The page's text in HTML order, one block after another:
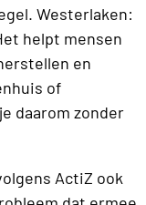
Westerlaken:
helpt mensen
en
of
daarom zonder
ActiZ ook